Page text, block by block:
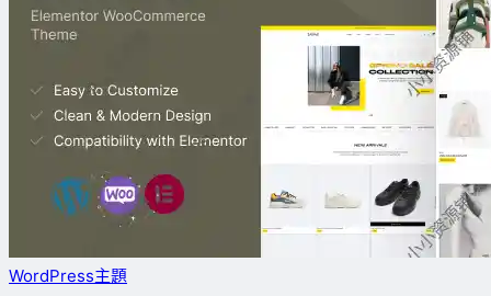
WordPress主題